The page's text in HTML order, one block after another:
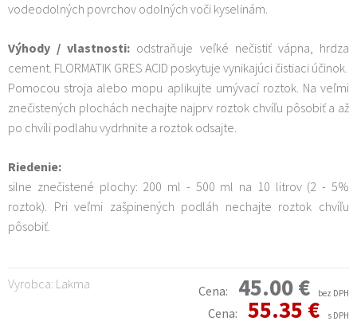
vodeodolných povrchov odolných voči kyselinám.
Výhody / vlastnosti: odstraňuje veľké nečistiť vápna, hrdza
cement. FLORMATIK GRES ACID poskytuje vynikajúci čistiaci účinok.
Pomocou stroja alebo mopu aplikujte umývací roztok. Na veľmi
znečistených plochách nechajte najprv roztok chvíľu pôsobiť a až
po chvíli podlahu vydrhnite a roztok odsajte.
Riedenie:
silne znečistené plochy: 200 ml - 500 ml na 10 litrov (2 - 5%
roztok). Pri veľmi zašpinených podláh nechajte roztok chvíľu
pôsobiť.
Vyrobca: Lakma Cena: 45.00 € bez DPH
Cena: 55.35 € s DPH